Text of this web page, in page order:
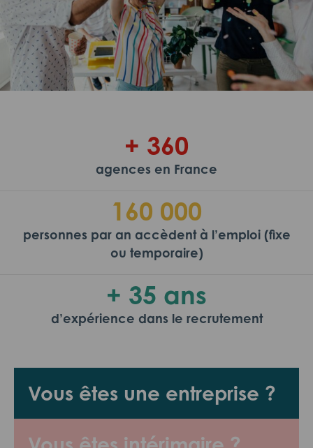
Vous êtes une entreprise ?
+ 360
agences en France
160 000
personnes par an accèdent à l’emploi (fixe
ou temporaire)
+ 35 ans
d’expérience dans le recrutement